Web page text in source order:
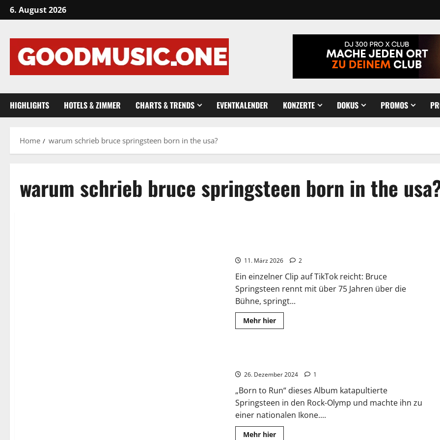
Skip
to
6. August 2026
HIGHLIGHTS HOTELS & ZIMMER CHARTS & TRENDS EVENTKALENDER KONZERTE DOKUS PROMOS
Home warum schrieb bruce springsteen born in the usa?
warum schrieb bruce springsteen born in the
11. März 2026 2
Ein einzelner Clip auf TikTok reicht: Bruce
Springsteen rennt mit über 75 Jahren über die
Bühne, springt...
Mehr hierRead
more
sein
jetzt
eskaliert
26. Dezember 2024 1
„Born to Run“ dieses Album katapultierte
Springsteen in den Rock-Olymp und machte ihn zu
einer nationalen Ikone....
Mehr hierRead